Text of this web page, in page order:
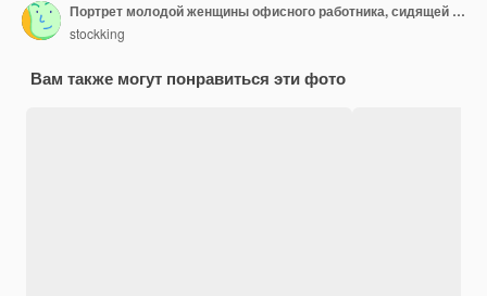
Портрет молодой женщины офисного работника, сидящей за офисным столом, используя калькулятор, чтобы вычислить что-то с серьезным уверенным выражением лица, работающим в офисе
stockking
Вам также могут понравиться эти фото